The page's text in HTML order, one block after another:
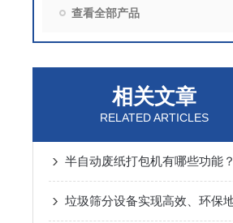
查看全部产品
相关文章
RELATED ARTICLES
半自动废纸打包机有哪些功能？